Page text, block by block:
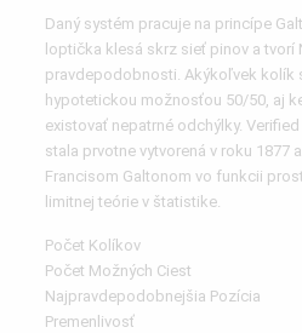
Daný systém pracuje na princípe
loptička klesá skrz sieť pinov a tvorí
pravdepodobnosti. Akýkoľvek kolík
hypotetickou možnosťou 50/50, aj
existovať nepatrné odchýlky.
stala prvotne vytvorená v roku 1877
Francisom Galtonom vo funkcii
limitnej teórie v štatistike.
Počet Kolíkov
Počet Možných Ciest
Najpravdepodobnejšia Pozícia
Premenlivosť